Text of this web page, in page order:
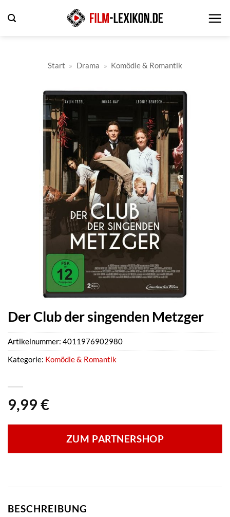
Inhalt
Start » Drama » Komödie & Romantik
Der Club der singenden Metzger
9,99 €
ZUM PARTNERSHOP
Artikelnummer: 4011976902980
Kategorie: Komödie & Romantik
BESCHREIBUNG